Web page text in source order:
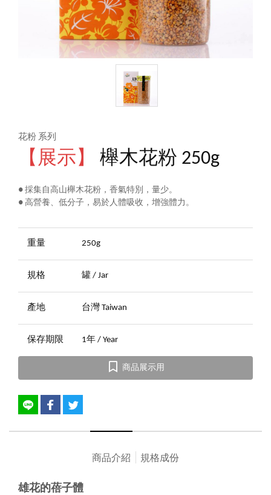
花粉 系列
【展示】 櫸木花粉 250g
● 採集自高山櫸木花粉，香氣特別，量少。
● 高營養、低分子，易於人體吸收，增強體力。
重量 250g
規格 罐 / Jar
產地 台灣 Taiwan
保存期限 1年 / Year
商品展示用
商品介紹 規格成份
雄花的蓓子體